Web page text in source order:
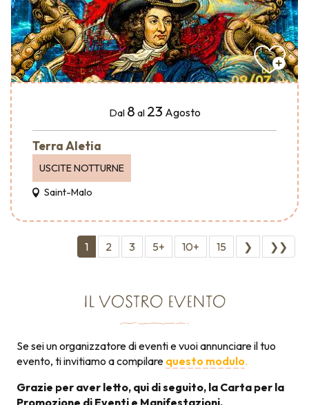
Dal 8 al 23 Agosto
Terra Aletia
USCITE NOTTURNE
Saint-Malo
1 2 3 5+ 10+ 15 ❯ ❯❯
IL VOSTRO EVENTO
Se sei un organizzatore di eventi e vuoi annunciare il tuo
evento, ti invitiamo a compilare questo modulo.
Grazie per aver letto, qui di seguito, la Carta per la
Promozione di Eventi e Manifestazioni.